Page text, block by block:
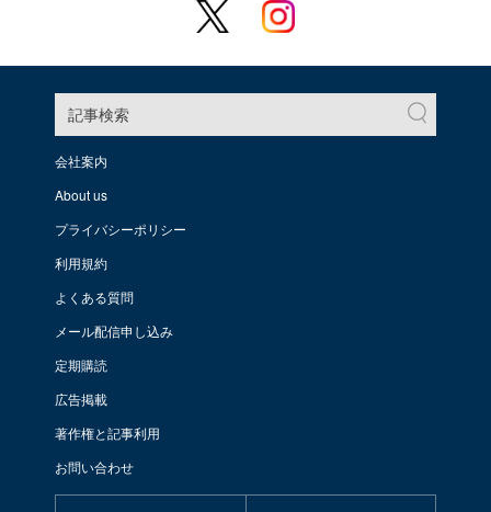
記事検索
会社案内
About us
プライバシーポリシー
利用規約
よくある質問
メール配信申し込み
定期購読
広告掲載
著作権と記事利用
お問い合わせ